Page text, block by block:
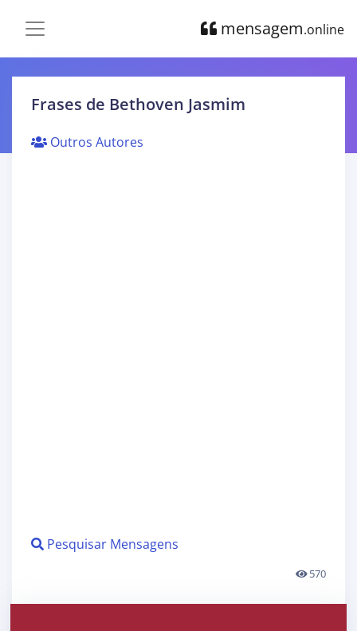
mensagem.online
Frases de Bethoven Jasmim
Outros Autores
Pesquisar Mensagens
570